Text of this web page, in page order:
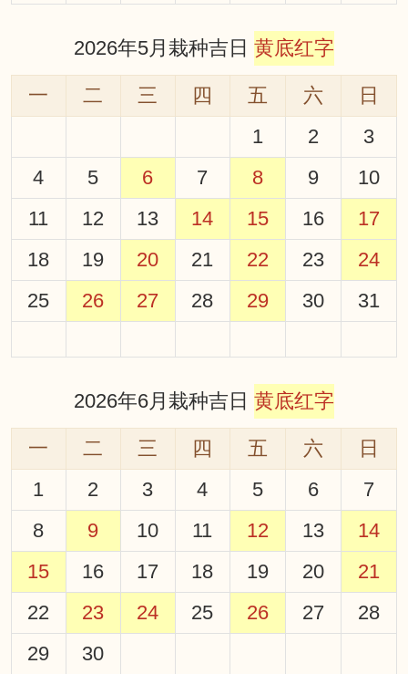
2026年5月栽种吉日 黄底红字
一 二 三 四 五 六
日
1
2
3
4
5 6 7 8 9
10
11
12 13 14 15 16
17
18
19 20 21 22 23
24
25
26 27 28 29 30 31
2026年6月栽种吉日 黄底红字
一 二 三 四 五 六
日
1
2 3 4 5 6
7
8
9 10 11 12 13
14
15
16 17 18 19 20
21
22
23 24 25 26 27
28
29
30